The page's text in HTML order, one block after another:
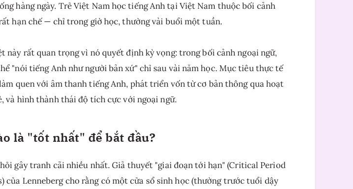
hàng ngày. Trẻ Việt Nam học tiếng Anh tại Việt Nam thuộc bối cảnh
hạn chế — chỉ trong giờ học, thường vài buổi một tuần.
này rất quan trọng vì nó quyết định kỳ vọng: trong bối cảnh ngoại ngữ,
"nói tiếng Anh như người bản xứ" chỉ sau vài năm học. Mục tiêu thực tế
quen với âm thanh tiếng Anh, phát triển vốn từ cơ bản thông qua hoạt
và hình thành thái độ tích cực với ngoại ngữ.
là "tốt nhất" để bắt đầu?
gây tranh cãi nhiều nhất. Giả thuyết "giai đoạn tới hạn" (Critical Period
của Lenneberg cho rằng có một cửa sổ sinh học (thường trước tuổi dậy